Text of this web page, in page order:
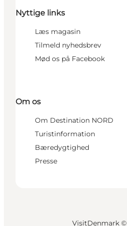
Nyttige links
Læs magasin
Tilmeld nyhedsbrev
Mød os på Facebook
Om os
Om Destination NORD
Turistinformation
Bæredygtighed
Presse
VisitDenmark ©